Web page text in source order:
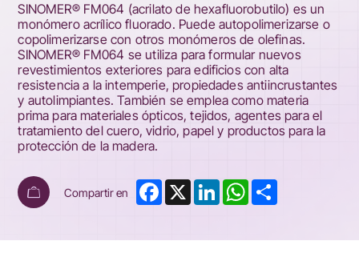
SINOMER® FM064 (acrilato de hexafluorobutilo) es un
monómero acrílico fluorado. Puede autopolimerizarse o
copolimerizarse con otros monómeros de olefinas.
SINOMER® FM064 se utiliza para formular nuevos
revestimientos exteriores para edificios con alta
resistencia a la intemperie, propiedades antiincrustantes
y autolimpiantes. También se emplea como materia
prima para materiales ópticos, tejidos, agentes para el
tratamiento del cuero, vidrio, papel y productos para la
protección de la madera.
Compartir en Facebook
X LinkedInWhatsApp